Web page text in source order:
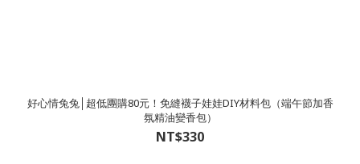
好心情兔兔│超低團購80元！免縫襪子娃娃DIY材料包（端午節加香
氛精油變香包）
NT$330